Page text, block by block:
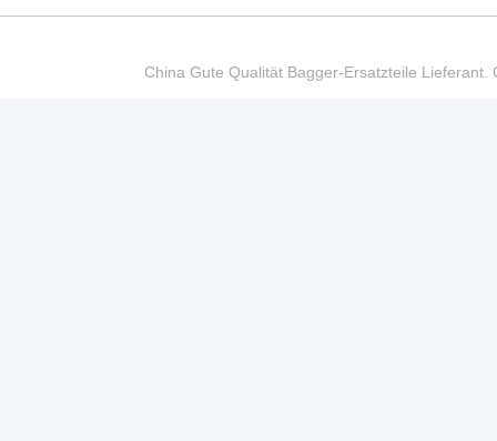
China Gute Qualität Bagger-Ersatzteile